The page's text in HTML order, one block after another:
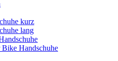
kurz
lang
Bike Handschuhe